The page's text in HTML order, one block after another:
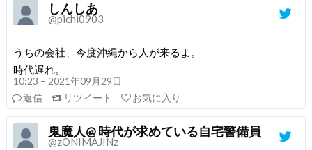
しんしあ
@pichi0903
うちの会社、今度沖縄から人が来るよ。
時代遅れ。
10:23 – 2021年09月29日
返信
リツイート お気に入り
鬼魔人@ 時代が求めている自宅警備員
@zONIMAJINz